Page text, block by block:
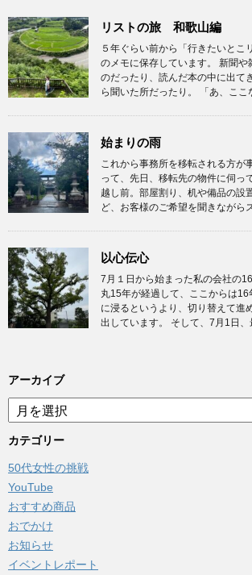
リストの旅 和歌山編
５年ぐらい前から「行きたいとこ
のメモに保存しています。 新聞や
のだったり、読んだ本の中に出て
ら聞いた所だったり。 「あ、ここ
始まりの雨
これから事務所を移転される方が
って、先日、移転先の物件に伺っ
越し前。部屋割り、机や備品の設
ど、お客様のご希望を聞きながら
以心伝心
7月１日から始まった私の会社の
丸15年が経過して、ここからは
に浸るというより、切り替えて進
出しています。 そして、7月1日、
アーカイブ
ア
ー
カ
ブ
カテゴリー
50代女性の挑戦
YouTube
おすすめ商品
おでかけ
お知らせ
イベントレポート